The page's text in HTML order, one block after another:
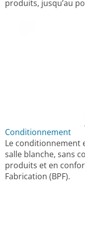
produits, jusqu’au
Conditionnement
Le conditionnement
salle blanche, sans
produits et en
Fabrication (BPF).